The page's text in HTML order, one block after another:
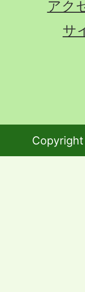
アク
サ